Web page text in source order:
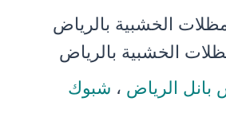
الخشبية بالرياض
بانل الرياض ، شبوك